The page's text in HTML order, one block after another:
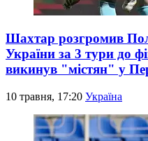
Шахтар розгромив
України за 3 тури до
викинув "містян" у
10 травня, 17:20 Україна